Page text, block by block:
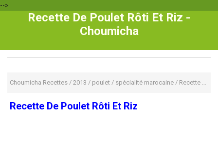
-->
Recette De Poulet Rôti Et Riz -
Choumicha
Choumicha Recettes / 2013 / poulet / spécialité marocaine / Recette De Poulet Rôti Et Riz
Recette De Poulet Rôti Et Riz